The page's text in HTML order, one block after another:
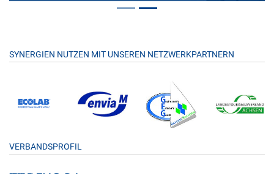
SYNERGIEN NUTZEN MIT UNSEREN NETZWERKPARTNERN
VERBANDSPROFIL